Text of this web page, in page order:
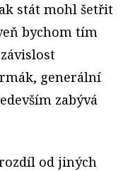
stát mohl šetřit
bychom tím
generální
zabývá
od jiných